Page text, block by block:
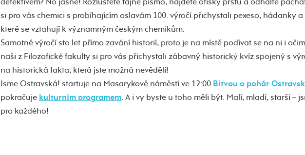
si pro vás chemici s probíhajícím oslavám 100. výročí přichystali pexeso, hádanky
které se vztahují k významným českým chemikům.
Samotné výročí sto let přímo zavání historií, proto je na místě podívat se na ni i
naši z Filozofické fakulty si pro vás přichystali zábavný historický kvíz spojený s
na historická fakta, která jste možná nevěděli!
Jsme Ostravská! startuje na Masarykově náměstí ve 12:00 Bitvou o pohár
pokračuje kulturním programem. A i vy byste u toho měli být. Malí, mladí, starší –
pro každého!